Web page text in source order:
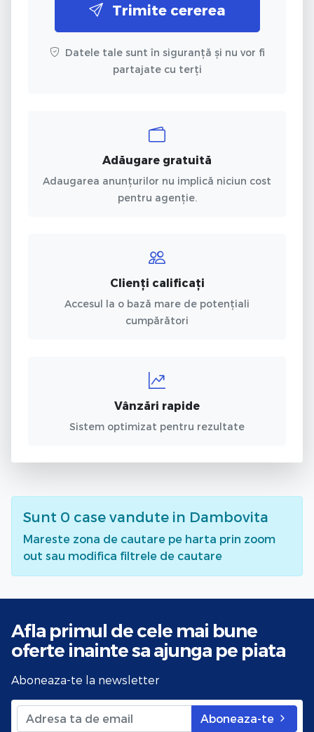
Trimite cererea
Datele tale sunt în siguranță și nu vor fi
partajate cu terți
Adăugare gratuită
Adaugarea anunțurilor nu implică niciun cost
pentru agenție.
Clienți calificați
Accesul la o bază mare de potențiali
cumpărători
Vânzări rapide
Sistem optimizat pentru rezultate
Sunt 0 case vandute in Dambovita
Mareste zona de cautare pe harta prin zoom
out sau modifica filtrele de cautare
Afla primul de cele mai bune
oferte inainte sa ajunga pe piata
Aboneaza-te la newsletter
Aboneaza-te